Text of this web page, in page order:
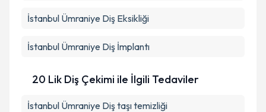
İstanbul Ümraniye Diş Eksikliği
İstanbul Ümraniye Diş İmplantı
20 Lik Diş Çekimi ile İlgili Tedaviler
İstanbul Ümraniye Diş taşı temizliği